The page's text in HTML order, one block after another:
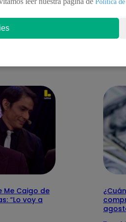
Me Caigo de
“Lo voy a
Política